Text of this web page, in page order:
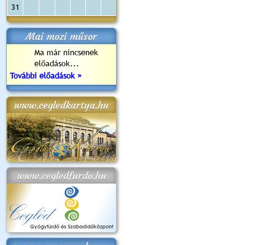
31
Mai mozi műsor
Ma már nincsenek
előadások...
További előadások »
www.cegledkartya.hu
www.cegledfurdo.hu